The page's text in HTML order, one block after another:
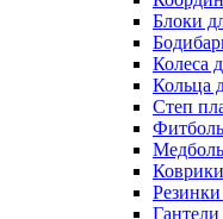
Блоки
Колеса
Кольца
Степ